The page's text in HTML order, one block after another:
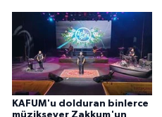
KAFUM'u dolduran binlerce